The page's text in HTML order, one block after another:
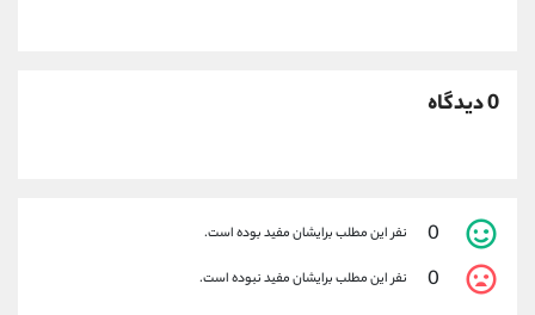
0 دیدگاه
0 نفر این مطلب برایشان مفید بوده است.
0 نفر این مطلب برایشان مفید نبوده است.